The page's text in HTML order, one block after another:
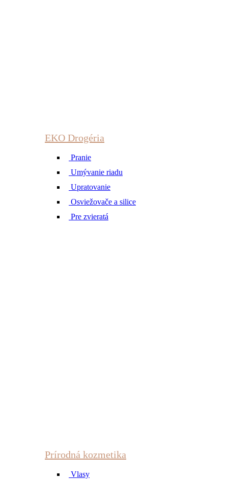
EKO Drogéria
Pranie
Umývanie riadu
Upratovanie
Osviežovače a silice
Pre zvieratá
Prírodná kozmetika
Vlasy